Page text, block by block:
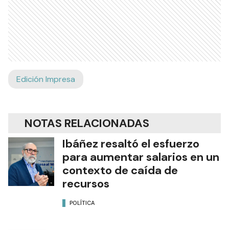
Edición Impresa
NOTAS RELACIONADAS
Ibáñez resaltó el esfuerzo
para aumentar salarios en un
contexto de caída de
recursos
POLÍTICA